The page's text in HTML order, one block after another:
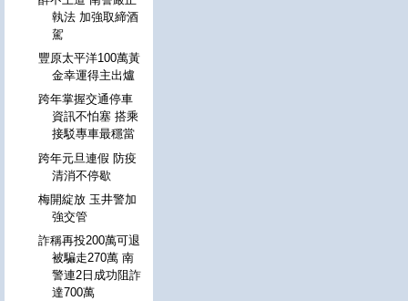
執法 加強取締酒
駕
豐原太平洋100萬黃
金幸運得主出爐
跨年掌握交通停車
資訊不怕塞 搭乘
接駁專車最穩當
跨年元旦連假 防疫
清消不停歇
梅開綻放 玉井警加
強交管
詐稱再投200萬可退
被騙走270萬 南
警連2日成功阻詐
達700萬